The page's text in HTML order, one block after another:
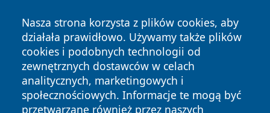
Nasza strona korzysta z plików cookies, aby
działała prawidłowo. Używamy także plików
cookies i podobnych technologii od
zewnętrznych dostawców w celach
analitycznych, marketingowych i
społecznościowych. Informacje te mogą być
przetwarzane również przez naszych
Copyright © 2026 leszczynski24.pl Wszystkie prawa
zastrzeżone.